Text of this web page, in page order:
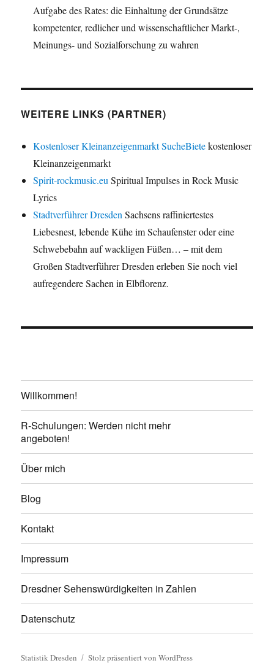
Aufgabe des Rates: die Einhaltung der Grundsätze
kompetenter, redlicher und wissenschaftlicher Markt-,
Meinungs- und Sozialforschung zu wahren
WEITERE LINKS (PARTNER)
Kostenloser Kleinanzeigenmarkt SucheBietekostenloser
Kleinanzeigenmarkt
Spirit-rockmusic.eu Spiritual Impulses in Rock Music
Lyrics
Stadtverführer Dresden Sachsens raffiniertestes
Liebesnest, lebende Kühe im Schaufenster oder eine
Schwebebahn auf wackligen Füßen… – mit dem
Großen Stadtverführer Dresden erleben Sie noch viel
aufregendere Sachen in Elbflorenz.
Willkommen!
R-Schulungen: Werden nicht mehr
angeboten!
Über mich
Blog
Kontakt
Impressum
Dresdner Sehenswürdigkeiten in Zahlen
Datenschutz
Statistik Dresden Stolz präsentiert von WordPress